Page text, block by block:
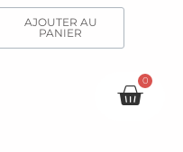
AJOUTER AU
PANIER
0